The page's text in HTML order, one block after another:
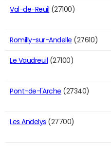
Val-de-Reuil (27100)
Romilly-sur-Andelle (27610)
Le Vaudreuil (27100)
Pont-de-l'Arche (27340)
Les Andelys (27700)